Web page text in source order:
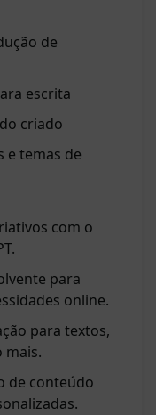
de
escrita
criado
e temas de
com o
para
online.
para textos,
mais.
de conteúdo